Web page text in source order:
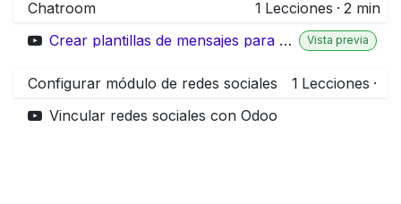
Chatroom 1 Lecciones · 2 min
Crear plantillas de mensajes para chatroom whatsapp en odoo
Vista previa
Configurar módulo de redes sociales 1 Lecciones ·
Vincular redes sociales con Odoo